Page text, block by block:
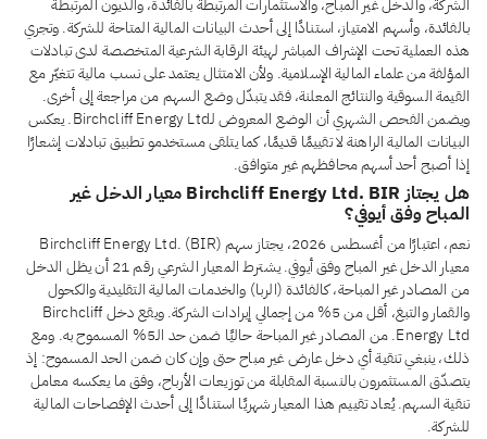
بالفائدة، وأسهم الامتياز، استنادًا إلى أحدث البيانات المالية المتاحة للشركة. وتجري
هذه العملية تحت الإشراف المباشر لهيئة الرقابة الشرعية المتخصصة لدى تبادلات
المؤلفة من علماء المالية الإسلامية. ولأن الامتثال يعتمد على نسب مالية تتغيّر مع
القيمة السوقية والنتائج المعلنة، فقد يتبدّل وضع السهم من مراجعة إلى أخرى.
ويضمن الفحص الشهري أن الوضع المعروض لـBirchcliff Energy Ltd. يعكس
البيانات المالية الراهنة لا تقييمًا قديمًا، كما يتلقى مستخدمو تطبيق تبادلات إشعارًا
إذا أصبح أحد أسهم محافظهم غير متوافق.
هل يجتاز Birchcliff Energy Ltd. BIR معيار الدخل غير
المباح وفق أيوفي؟
نعم، اعتبارًا من أغسطس 2026، يجتاز سهم Birchcliff Energy Ltd. (BIR)
معيار الدخل غير المباح وفق أيوفي. يشترط المعيار الشرعي رقم 21 أن يظل الدخل
من المصادر غير المباحة، كالفائدة (الربا) والخدمات المالية التقليدية والكحول
والقمار والتبغ، أقل من 5% من إجمالي إيرادات الشركة. ويقع دخل Birchcliff
Energy Ltd. من المصادر غير المباحة حاليًا ضمن حد الـ5% المسموح به. ومع
ذلك، ينبغي تنقية أي دخل عارض غير مباح حتى وإن كان ضمن الحد المسموح: إذ
يتصدّق المستثمرون بالنسبة المقابلة من توزيعات الأرباح، وفق ما يعكسه معامل
تنقية السهم. يُعاد تقييم هذا المعيار شهريًا استنادًا إلى أحدث الإفصاحات المالية
للشركة.